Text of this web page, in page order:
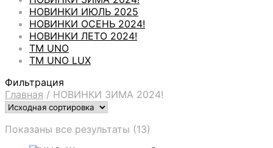
НОВИНКИ ИЮЛЬ 2025
НОВИНКИ ОСЕНЬ 2024!
НОВИНКИ ЛЕТО 2024!
ТМ UNO
ТМ UNO LUX
Фильтрация
Главная / НОВИНКИ ЗИМА 2024!
Показаны все результаты (13)